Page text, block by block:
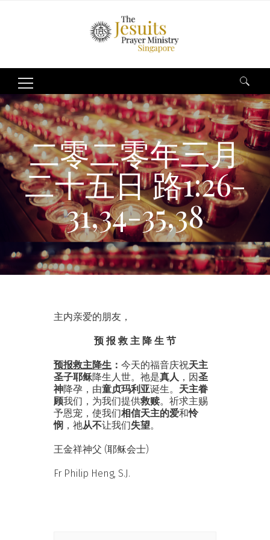
Search
for:
二零二零年三月
二十五日 路1:26-
31,34-35,38
主内亲爱的朋友，
预 报 救 主 降 生 节
预报救主降生 ： 今天的福音庆祝天主
圣子耶稣降生人世。祂是真人 ，因圣
神降孕，由童贞玛利亚诞生。 天主眷
顾我们，为我们提供救赎。祈求主赐
予恩宠，使我们相信天主的爱和怜
悯 ，祂从不让我们失望。
王金祥神父 (耶稣会士)
Fr Philip Heng, S.J.